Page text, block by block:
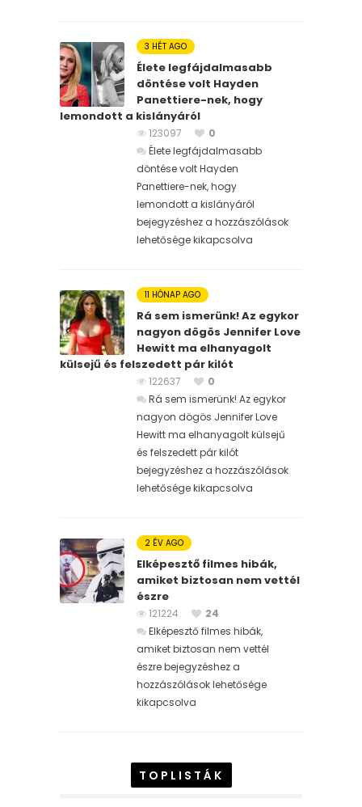
3 HÉT AGO
Élete legfájdalmasabb
döntése volt Hayden
Panettiere-nek, hogy
lemondott a kislányáról
123097
0
Élete legfájdalmasabb
döntése volt Hayden
Panettiere-nek, hogy
lemondott a kislányáról
bejegyzéshez a hozzászólások
lehetősége kikapcsolva
11 HÓNAP AGO
Rá sem ismerünk! Az egykor
nagyon dögös Jennifer Love
Hewitt ma elhanyagolt
külsejű és felszedett pár kilót
122637
0
Rá sem ismerünk! Az egykor
nagyon dögös Jennifer Love
Hewitt ma elhanyagolt külsejű
és felszedett pár kilót
bejegyzéshez a hozzászólások
lehetősége kikapcsolva
2 ÉV AGO
Elképesztő filmes hibák,
amiket biztosan nem vettél
észre
121224
24
Elképesztő filmes hibák,
amiket biztosan nem vettél
észre bejegyzéshez a
hozzászólások lehetősége
kikapcsolva
TOPLISTÁK